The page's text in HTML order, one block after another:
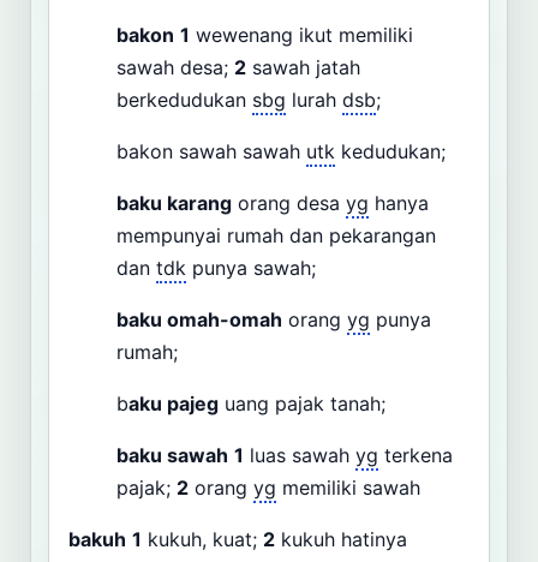
bakon 1 wewenang ikut memiliki
sawah desa; 2 sawah jatah
berkedudukan sbg lurah dsb;
bakon sawah sawah utk kedudukan;
baku karang orang desa yg hanya
mempunyai rumah dan pekarangan
dan tdk punya sawah;
baku omah-omah orang yg punya
rumah;
baku pajeg uang pajak tanah;
baku sawah 1 luas sawah yg terkena
pajak; 2 orang yg memiliki sawah
bakuh 1 kukuh, kuat; 2 kukuh hatinya